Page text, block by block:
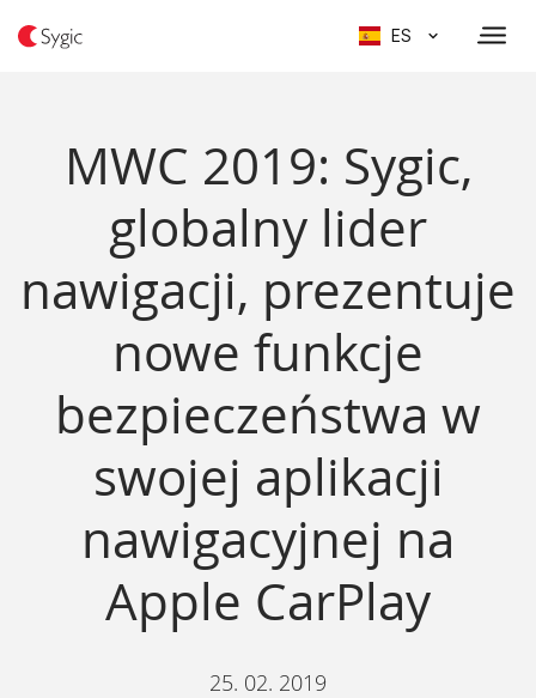
ES
MWC 2019: Sygic,
globalny lider
nawigacji, prezentuje
nowe funkcje
bezpieczeństwa w
swojej aplikacji
nawigacyjnej na
Apple CarPlay
25. 02. 2019